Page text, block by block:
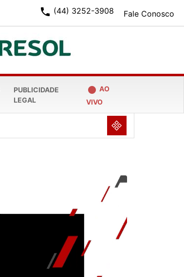
Fale Conosco
phone (44) 3252-3908
PUBLICIDADE
LEGAL
fiber_manual_record AO
VIVO
NULL